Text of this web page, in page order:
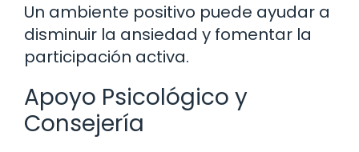
Un ambiente positivo puede ayudar a
disminuir la ansiedad y fomentar la
participación activa.
Apoyo Psicológico y
Consejería